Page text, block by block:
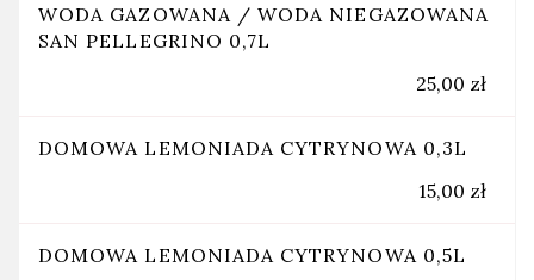
WODA GAZOWANA / WODA NIEGAZOWANA
SAN PELLEGRINO 0,7L
25,00 zł
DOMOWA LEMONIADA CYTRYNOWA 0,3L
15,00 zł
DOMOWA LEMONIADA CYTRYNOWA 0,5L